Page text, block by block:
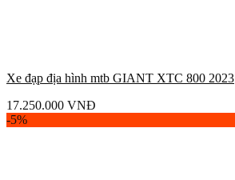
Xe đạp địa hình mtb GIANT XTC 800 2023
17.250.000 VNĐ
-5%